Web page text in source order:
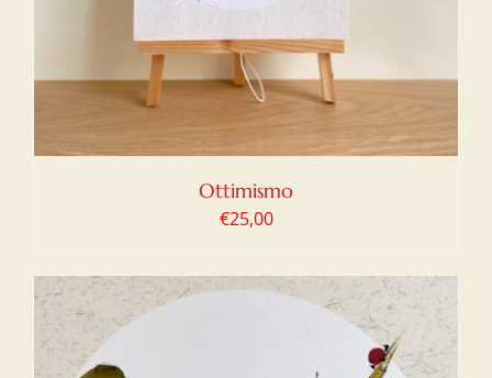
Ottimismo
€25,00